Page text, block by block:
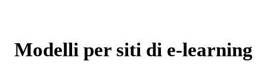
Modelli per siti di e-learning